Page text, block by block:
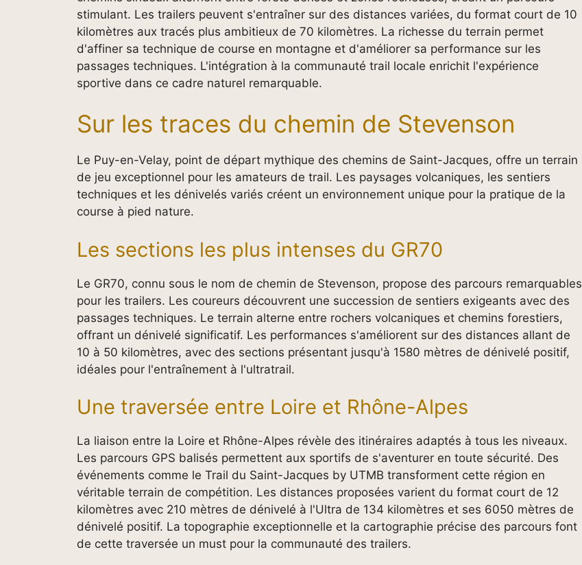
stimulant. Les trailers peuvent s'entraîner sur des distances variées, du format court de 10
kilomètres aux tracés plus ambitieux de 70 kilomètres. La richesse du terrain permet
d'affiner sa technique de course en montagne et d'améliorer sa performance sur les
passages techniques. L'intégration à la communauté trail locale enrichit l'expérience
sportive dans ce cadre naturel remarquable.
Sur les traces du chemin de Stevenson
Le Puy-en-Velay, point de départ mythique des chemins de Saint-Jacques, offre un terrain
de jeu exceptionnel pour les amateurs de trail. Les paysages volcaniques, les sentiers
techniques et les dénivelés variés créent un environnement unique pour la pratique de la
course à pied nature.
Les sections les plus intenses du GR70
Le GR70, connu sous le nom de chemin de Stevenson, propose des parcours remarquables
pour les trailers. Les coureurs découvrent une succession de sentiers exigeants avec des
passages techniques. Le terrain alterne entre rochers volcaniques et chemins forestiers,
offrant un dénivelé significatif. Les performances s'améliorent sur des distances allant de
10 à 50 kilomètres, avec des sections présentant jusqu'à 1580 mètres de dénivelé positif,
idéales pour l'entraînement à l'ultratrail.
Une traversée entre Loire et Rhône-Alpes
La liaison entre la Loire et Rhône-Alpes révèle des itinéraires adaptés à tous les niveaux.
Les parcours GPS balisés permettent aux sportifs de s'aventurer en toute sécurité. Des
événements comme le Trail du Saint-Jacques by UTMB transforment cette région en
véritable terrain de compétition. Les distances proposées varient du format court de 12
kilomètres avec 210 mètres de dénivelé à l'Ultra de 134 kilomètres et ses 6050 mètres de
dénivelé positif. La topographie exceptionnelle et la cartographie précise des parcours font
de cette traversée un must pour la communauté des trailers.